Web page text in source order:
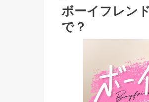
ボーイフレン
で？